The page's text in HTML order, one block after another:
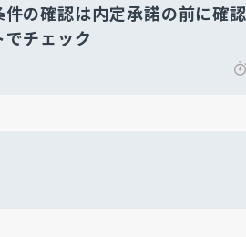
件の確認は内定承諾の前に確
でチェック